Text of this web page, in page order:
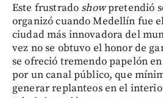
Este frustrado showpretendió
organizó cuando Medellín fue
ciudad más innovadora del
vez no se obtuvo el honor de
se ofreció tremendo papelón
por un canal público, que
generar replanteos en el